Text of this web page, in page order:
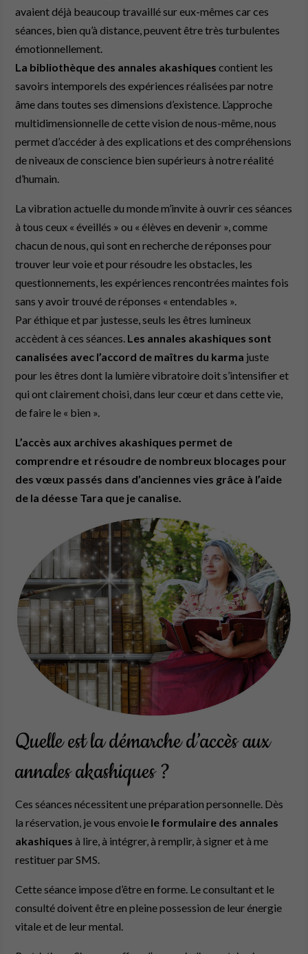
avaient déjà beaucoup travaillé sur eux-mêmes car ces
séances, bien qu’à distance, peuvent être très turbulentes
émotionnellement.
La bibliothèque des annales akashiques contient les
savoirs intemporels des expériences réalisées par notre
âme dans toutes ses dimensions d’existence. L’approche
multidimensionnelle de cette vision de nous-même, nous
permet d’accéder à des explications et des compréhensions
de niveaux de conscience bien supérieurs à notre réalité
d’humain.
La vibration actuelle du monde m’invite à ouvrir ces séances
à tous ceux « éveillés » ou « élèves en devenir », comme
chacun de nous, qui sont en recherche de réponses pour
trouver leur voie et pour résoudre les obstacles, les
questionnements, les expériences rencontrées maintes fois
sans y avoir trouvé de réponses « entendables ».
Par éthique et par justesse, seuls les êtres lumineux
accèdent à ces séances. Les annales akashiques sont
canalisées avec l’accord de maîtres du karma juste
pour les êtres dont la lumière vibratoire doit s’intensifier et
qui ont clairement choisi, dans leur cœur et dans cette vie,
de faire le « bien ».
L’accès aux archives akashiques permet de
comprendre et résoudre de nombreux blocages pour
des vœux passés dans d’anciennes vies grâce à l’aide
de la déesse Tara que je canalise.
Quelle est la démarche d’accès aux
annales akashiques ?
Ces séances nécessitent une préparation personnelle. Dès
la réservation, je vous envoie le formulaire des annales
akashiques à lire, à intégrer, à remplir, à signer et à me
restituer par SMS.
Cette séance impose d’être en forme. Le consultant et le
consulté doivent être en pleine possession de leur énergie
vitale et de leur mental.